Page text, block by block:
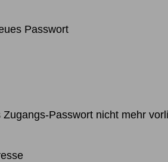
Passwort
Zugangs-Passwort nicht mehr